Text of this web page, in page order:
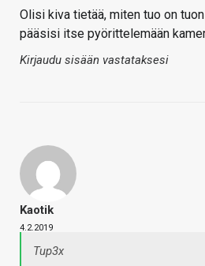
Olisi kiva tietää, miten tuo on
pääsisi itse pyörittelemään
Kirjaudu sisään vastataksesi
Kaotik
4.2.2019
Tup3x